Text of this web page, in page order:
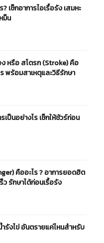
เช็กอาการไอเรื้อรัง เสมหะ
ม็น
หรือ สโตรก (Stroke) คือ
พร้อมสาเหตุและวิธีรักษา
เป็นอย่างไร เช็กให้ชัวร์ก่อน
คืออะไร ? อาการยอดฮิต
รักษาได้ก่อนเรื้อรัง
รังไข่ อันตรายแค่ไหนสำหรับ